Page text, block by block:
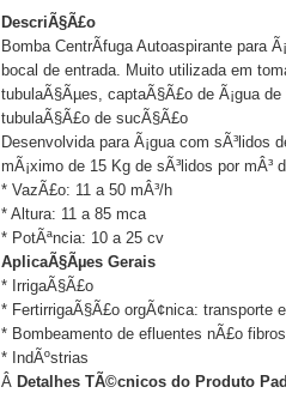
DescriÃ§Ã£o
Bomba CentrÃ­fuga Autoaspirante para
bocal de entrada. Muito utilizada em
tubulaÃ§Ãµes, captaÃ§Ã£o de Ã¡gua
tubulaÃ§Ã£o de sucÃ§Ã£o
Desenvolvida para Ã¡gua com sÃ³lidos
mÃ¡ximo de 15 Kg de sÃ³lidos por mÂ³
* VazÃ£o: 11 a 50 mÂ³/h
* Altura: 11 a 85 mca
* PotÃªncia: 10 a 25 cv
AplicaÃ§Ãµes Gerais
* IrrigaÃ§Ã£o
* FertirrigaÃ§Ã£o orgÃ¢nica: transporte
* Bombeamento de efluentes nÃ£o
* IndÃºstrias
Â Detalhes TÃ©cnicos do Produto